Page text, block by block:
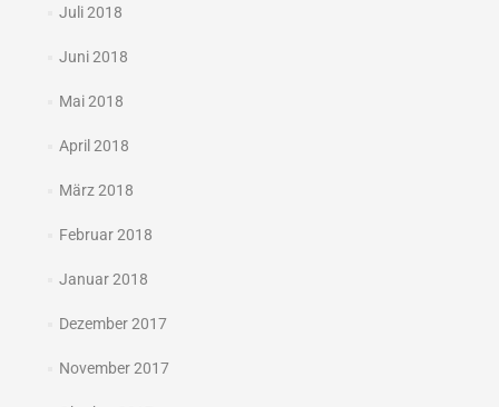
Juli 2018
Juni 2018
Mai 2018
April 2018
März 2018
Februar 2018
Januar 2018
Dezember 2017
November 2017